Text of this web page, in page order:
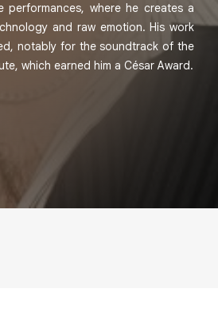
performances, where he creates a
and raw emotion. His work
notably for the soundtrack of the
which earned him a César Award.